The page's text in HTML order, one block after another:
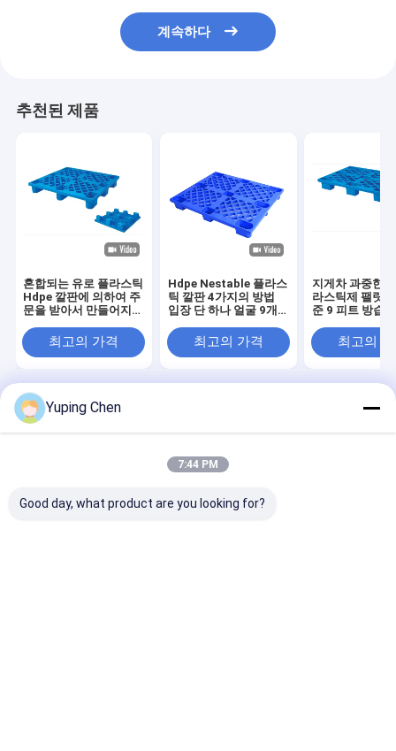
계속하다
추천된 제품
혼합되는 유로 플라스틱
Hdpe 깔판에 의하여 주
문을 받아서 만들어지는
최고의 가격
Hdpe Nestable 플라스
틱 깔판 4가지의 방법
입장 단 하나 얼굴 9개
최고의 가격
지게차 과중한
라스틱제 팰릿
준 9 피트 방습
최고의
홈
라운드 플라스틱 버켓중국 공장.Copyright © 2026 Hunan
Jieming Plastics Industrial Co., Ltd.. All Rights Reserved.
Yuping Chen
7:44 PM
Good day, what product are you looking for?